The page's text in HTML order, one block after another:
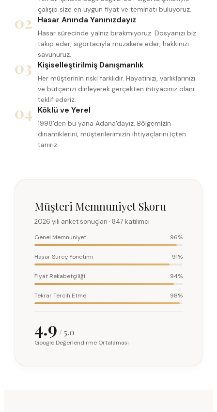
çalışıp size en uygun fiyat ve teminatı buluyoruz.
02 Hasar Anında Yanınızdayız
Hasar sürecinde yalnız bırakmıyoruz. Dosyanızı biz
takip eder, sigortacıyla müzakere eder, hakkınızı
savunuruz.
03 Kişiselleştirilmiş Danışmanlık
Her müşterinin riski farklıdır. Hayatınızı, varlıklarınızı
ve bütçenizi dinleyerek gerçekten ihtiyacınız olanı
teklif ederiz.
04 Köklü ve Yerel
1998'den bu yana Adana'dayız. Bölgemizin
dinamiklerini, müşterilerimizin ihtiyaçlarını içten
tanırız.
Müşteri Memnuniyet Skoru
2026 yılı anket sonuçları · 847 katılımcı
Genel Memnuniyet 96%
Hasar Süreç Yönetimi 91%
Fiyat Rekabetçiliği 94%
Tekrar Tercih Etme 98%
4.9 / 5.0
Google Değerlendirme Ortalaması